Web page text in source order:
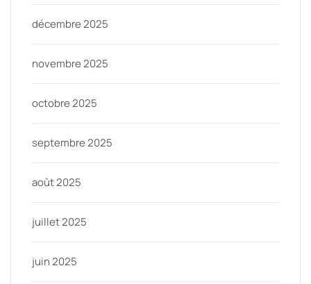
décembre 2025
novembre 2025
octobre 2025
septembre 2025
août 2025
juillet 2025
juin 2025